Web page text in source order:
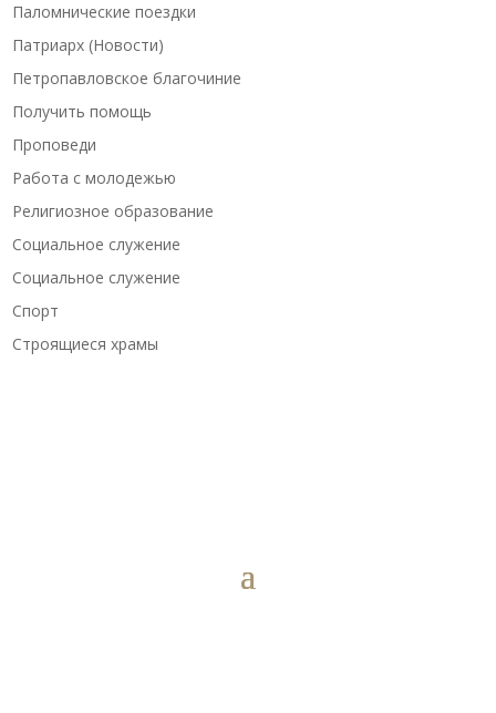
Паломнические поездки
Патриарх (Новости)
Петропавловское благочиние
Получить помощь
Проповеди
Работа с молодежью
Религиозное образование
Социальное служение
Социальное служение
Спорт
Строящиеся храмы